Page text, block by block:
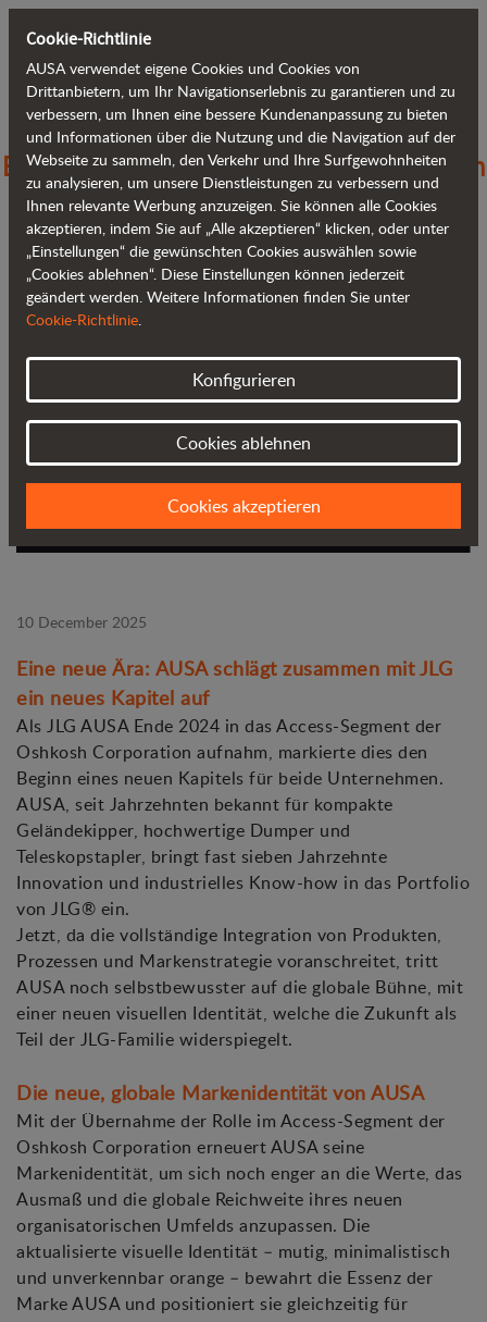
Zurück zum Blog
Eine neue Ära: AUSA schlägt zusammen
mit JLG ein neues Kapitel auf
10 December 2025
Eine neue Ära: AUSA schlägt zusammen mit JLG
ein neues Kapitel auf
Als JLG AUSA Ende 2024 in das Access-Segment der
Oshkosh Corporation aufnahm, markierte dies den
Beginn eines neuen Kapitels für beide Unternehmen.
AUSA, seit Jahrzehnten bekannt für kompakte
Geländekipper, hochwertige Dumper und
Teleskopstapler, bringt fast sieben Jahrzehnte
Innovation und industrielles Know-how in das Portfolio
von JLG® ein.
Jetzt, da die vollständige Integration von Produkten,
Prozessen und Markenstrategie voranschreitet, tritt
AUSA noch selbstbewusster auf die globale Bühne, mit
einer neuen visuellen Identität, welche die Zukunft als
Teil der JLG-Familie widerspiegelt.
Die neue, globale Markenidentität von AUSA
Mit der Übernahme der Rolle im Access-Segment der
Oshkosh Corporation erneuert AUSA seine
Markenidentität, um sich noch enger an die Werte, das
Ausmaß und die globale Reichweite ihres neuen
organisatorischen Umfelds anzupassen. Die
aktualisierte visuelle Identität – mutig, minimalistisch
und unverkennbar orange – bewahrt die Essenz der
Marke AUSA und positioniert sie gleichzeitig für
Cookie-Richtlinie
AUSA verwendet eigene Cookies und Cookies von
Drittanbietern, um Ihr Navigationserlebnis zu garantieren und zu
verbessern, um Ihnen eine bessere Kundenanpassung zu bieten
und Informationen über die Nutzung und die Navigation auf der
Webseite zu sammeln, den Verkehr und Ihre Surfgewohnheiten
zu analysieren, um unsere Dienstleistungen zu verbessern und
Ihnen relevante Werbung anzuzeigen. Sie können alle Cookies
akzeptieren, indem Sie auf „Alle akzeptieren“ klicken, oder unter
„Einstellungen“ die gewünschten Cookies auswählen sowie
„Cookies ablehnen“. Diese Einstellungen können jederzeit
geändert werden. Weitere Informationen finden Sie unter
Cookie-Richtlinie.
Konfigurieren
Cookies ablehnen
Cookies akzeptieren